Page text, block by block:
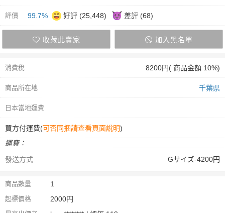
評價 99.7% 好評 (25,448) 差評 (68)
收藏此賣家 加入黑名單
消費稅 8200円( 商品金額 10%)
商品所在地 千葉県
日本當地運費
買方付運費(可否同捆請查看頁面說明)
運費：
發送方式
Gサイズ-4200円
商品數量 1
起標價格 2000円